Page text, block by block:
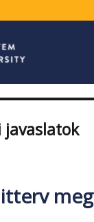
javaslatok